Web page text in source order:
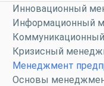
Инновационный
Информационный
Кризисный
Менеджмент
Основы